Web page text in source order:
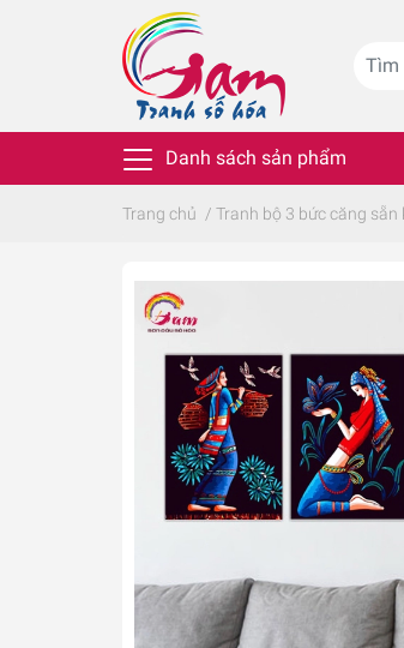
Danh sách sản phẩm
Trang chủ / Tranh bộ 3 bức căng sẵn